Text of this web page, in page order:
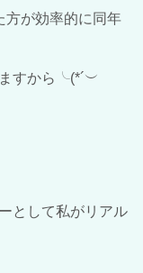
方が効率的に同年
ますから ╰(*´︶
として私がリアル